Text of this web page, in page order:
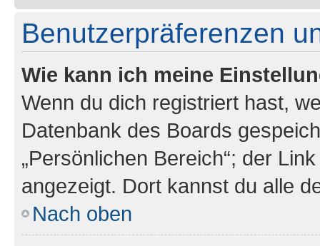
Benutzerpräferenzen
Wie kann ich meine
Wenn du dich registriert hast,
Datenbank des Boards
„Persönlichen Bereich“; der
angezeigt. Dort kannst du alle
Nach oben